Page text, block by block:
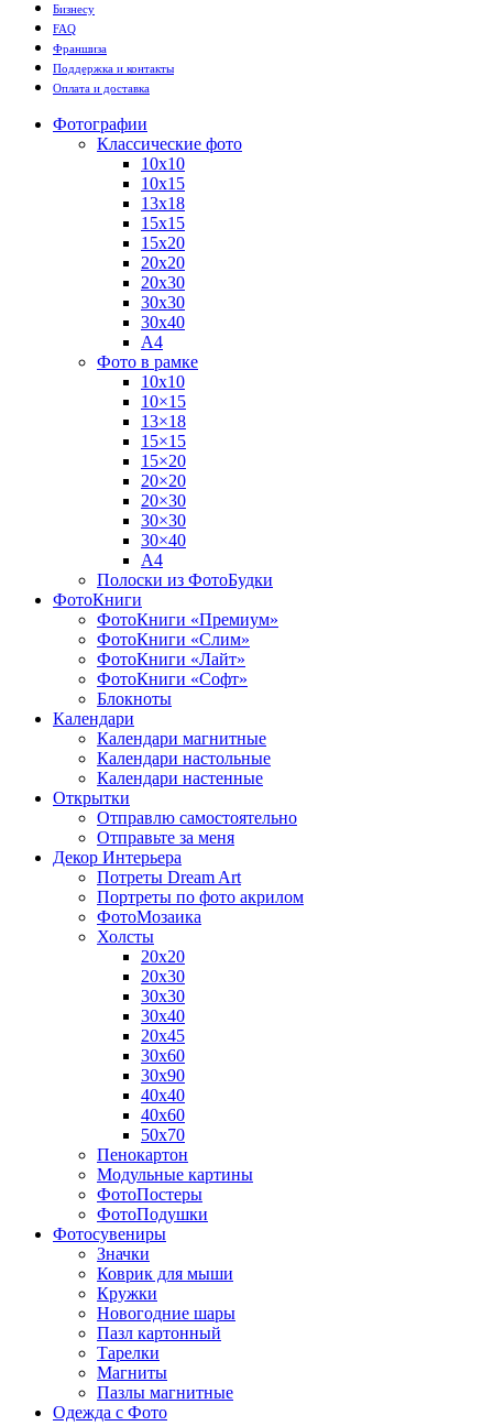
Бизнесу
FAQ
Франшиза
Поддержка и контакты
Оплата и доставка
Фотографии
Классические фото
10х10
10х15
13х18
15х15
15х20
20х20
20х30
30х30
30х40
А4
Фото в рамке
10х10
10×15
13×18
15×15
15×20
20×20
20×30
30×30
30×40
A4
Полоски из ФотоБудки
ФотоКниги
ФотоКниги «Премиум»
ФотоКниги «Слим»
ФотоКниги «Лайт»
ФотоКниги «Софт»
Блокноты
Календари
Календари магнитные
Календари настольные
Календари настенные
Открытки
Отправлю самостоятельно
Отправьте за меня
Декор Интерьера
Потреты Dream Art
Портреты по фото акрилом
ФотоМозаика
Холсты
20х20
20х30
30х30
30х40
20х45
30х60
30х90
40х40
40х60
50х70
Пенокартон
Модульные картины
ФотоПостеры
ФотоПодушки
Фотоcувениры
Значки
Коврик для мыши
Кружки
Новогодние шары
Пазл картонный
Тарелки
Магниты
Пазлы магнитные
Одежда с Фото